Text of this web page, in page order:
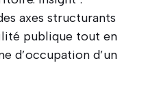
axes structurants
publique tout en
d’occupation d’un